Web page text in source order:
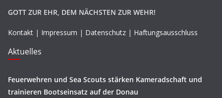
GOTT ZUR EHR, DEM NÄCHSTEN ZUR WEHR!
Kontakt | Impressum | Datenschutz | Haftungsausschluss
Aktuelles
Feuerwehren und Sea Scouts stärken Kameradschaft und
trainieren Bootseinsatz auf der Donau